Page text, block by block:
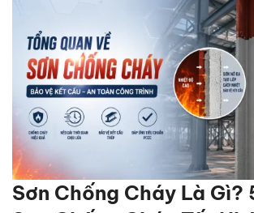
Sơn Chống Cháy Là Gì?